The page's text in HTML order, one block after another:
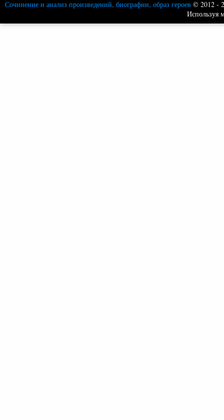
Сочинение и анализ произведений, биографии, образ героев © 2012 -
Используя